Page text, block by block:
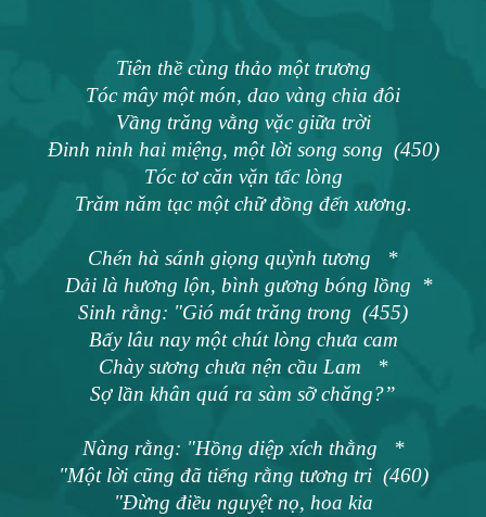
Tiên thề cùng thảo một trương
Tóc mây một món, dao vàng chia đôi
Vầng trăng vằng vặc giữa trời
Đinh ninh hai miệng, một lời song song (450)
Tóc tơ căn vặn tấc lòng
Trăm năm tạc một chữ đồng đến xương.
Chén hà sánh giọng quỳnh tương *
Dải là hương lộn, bình gương bóng lồng *
Sinh rằng: "Gió mát trăng trong (455)
Bấy lâu nay một chút lòng chưa cam
Chày sương chưa nện cầu Lam *
Sợ lần khân quá ra sàm sỡ chăng?”
Nàng rằng: "Hồng diệp xích thằng *
"Một lời cũng đã tiếng rằng tương tri (460)
"Đừng điều nguyệt nọ, hoa kia